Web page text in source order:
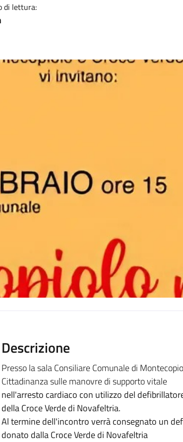
di lettura:
Descrizione
Presso la sala Consiliare Comunale di
Cittadinanza sulle manovre di supporto vitale
nell'arresto cardiaco con utilizzo del
della Croce Verde di Novafeltria.
Al termine dell'incontro verrà consegnato un
donato dalla Croce Verde di Novafeltria